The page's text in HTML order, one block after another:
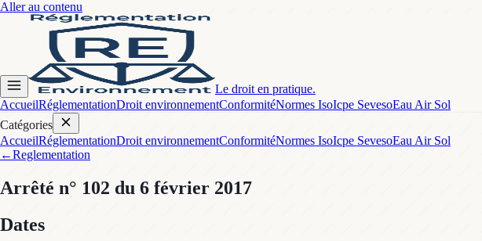
Aller au contenu
Le droit en pratique.
AccueilRéglementationDroit environnementConformitéNormes IsoIcpe SevesoEau Air Sol
Catégories
AccueilRéglementationDroit environnementConformitéNormes IsoIcpe SevesoEau Air Sol
←Reglementation
Arrêté n° 102 du 6 février 2017
Dates